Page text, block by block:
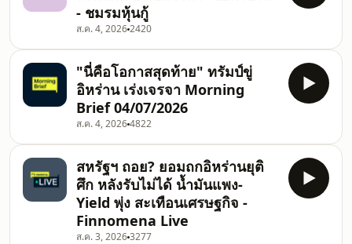
- ชมรมหุ้นกู้
ส.ค. 4, 20262420
"นี่คือโอกาสสุดท้าย" ทรัมป์ขู่
อิหร่าน เร่งเจรจา Morning
Brief 04/07/2026
ส.ค. 4, 20264822
สหรัฐฯ ถอย? ยอมถกอิหร่านยุติ
ศึก หลังรับไม่ได้ น้ำมันแพง-
Yield พุ่ง สะเทือนเศรษฐกิจ -
Finnomena Live
ส.ค. 3, 20263277